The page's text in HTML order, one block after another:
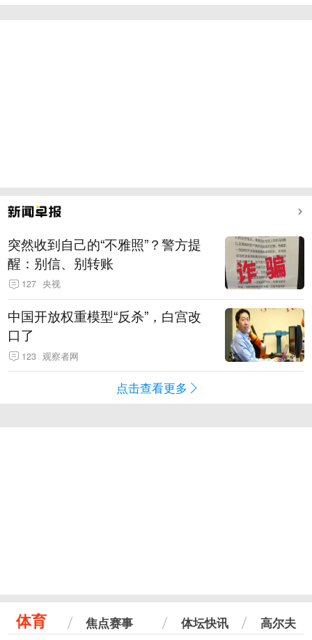
突然收到自己的“不雅照”？警方提
醒：别信、别转账
127 央视
中国开放权重模型“反杀”，白宫改
口了
123 观察者网
点击查看更多
体育 焦点赛事 体坛快讯 高尔夫